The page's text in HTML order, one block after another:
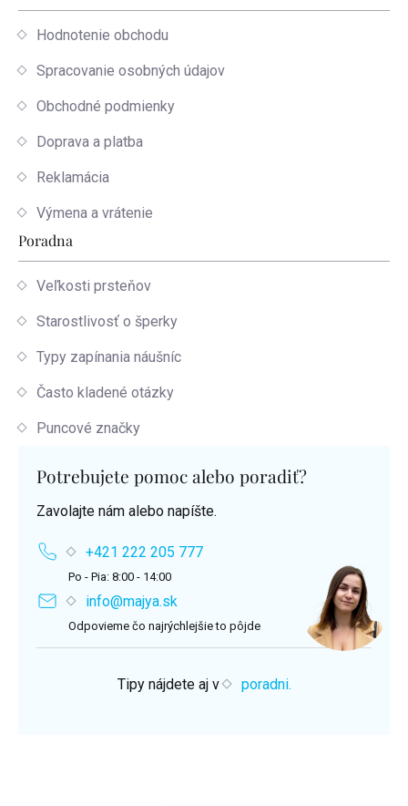
Hodnotenie obchodu
Spracovanie osobných údajov
Obchodné podmienky
Doprava a platba
Reklamácia
Výmena a vrátenie
Poradna
Veľkosti prsteňov
Starostlivosť o šperky
Typy zapínania náušníc
Často kladené otázky
Puncové značky
Potrebujete pomoc alebo poradiť?
Zavolajte nám alebo napíšte.
+421 222 205 777
Po - Pia: 8:00 - 14:00
info@majya.sk
Odpovieme čo najrýchlejšie to pôjde
Tipy nájdete aj v poradni.